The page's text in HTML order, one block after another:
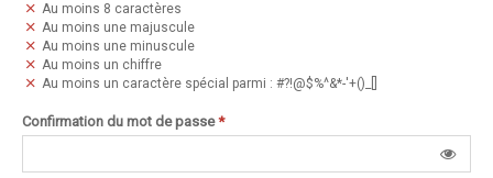
Au moins 8 caractères
Au moins une majuscule
Au moins une minuscule
Au moins un chiffre
Au moins un caractère spécial parmi : #?!@$%^&*-'+()_[]
Confirmation du mot de passe*